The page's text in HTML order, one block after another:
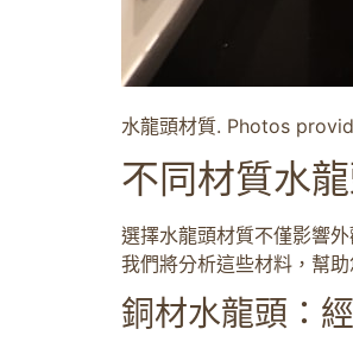
水龍頭材質. Photos
不同材質水
選擇水龍頭材質不僅影響
我們將分析這些材料，幫
銅材水龍頭：